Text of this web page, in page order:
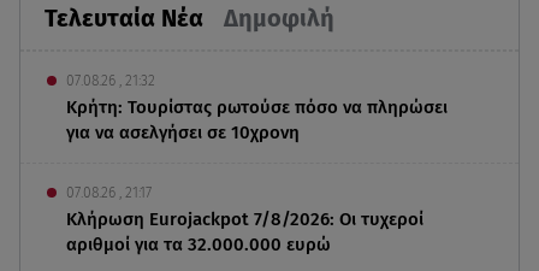
Τελευταία Νέα Δημοφιλή
07.08.26 , 21:32
Κρήτη: Τουρίστας ρωτούσε πόσο να πληρώσει
για να ασελγήσει σε 10χρονη
07.08.26 , 21:17
Κλήρωση Eurojackpot 7/8/2026: Οι τυχεροί
αριθμοί για τα 32.000.000 ευρώ